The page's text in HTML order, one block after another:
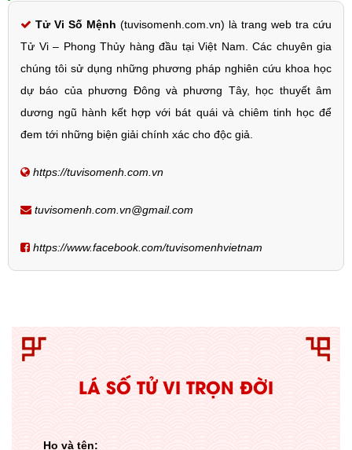
Tử Vi Số Mệnh (tuvisomenh.com.vn) là trang web tra cứu
Tử Vi – Phong Thủy hàng đầu tại Việt Nam. Các chuyên gia
chúng tôi sử dụng những phương pháp nghiên cứu khoa học
dự báo của phương Đông và phương Tây, học thuyết âm
dương ngũ hành kết hợp với bát quái và chiêm tinh học để
đem tới những biện giải chính xác cho độc giả.
https://tuvisomenh.com.vn
tuvisomenh.com.vn@gmail.com
https://www.facebook.com/tuvisomenhvietnam
LÁ SỐ TỬ VI TRỌN ĐỜI
Họ và tên: